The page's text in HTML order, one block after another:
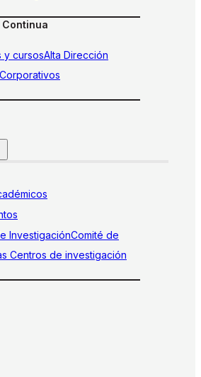
y cursosAlta Dirección
InvestigaciónComité de
Centros de investigación